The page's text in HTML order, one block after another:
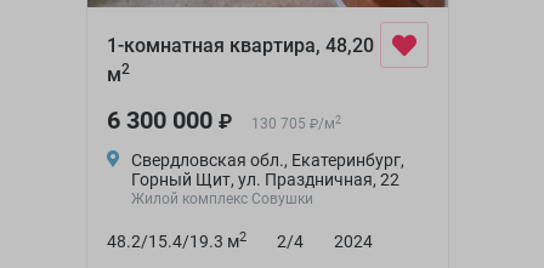
1-комнатная квартира, 48,20
м2
6 300 000 ₽ 130 705 ₽/м2
Свердловская обл., Екатеринбург,
Горный Щит, ул. Праздничная, 22
Жилой комплекс Совушки
48.2/15.4/19.3 м2 2/4
2024